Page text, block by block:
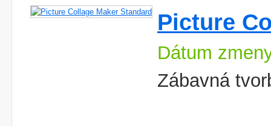
Picture
Dátum
Zábavná